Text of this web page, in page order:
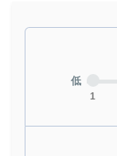
低
1